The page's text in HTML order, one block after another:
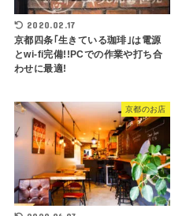
2020.02.17
京都四条｢生きている珈琲｣は電源
とwi-fi完備!!PCでの作業や打ち合
わせに最適!
京都のお店